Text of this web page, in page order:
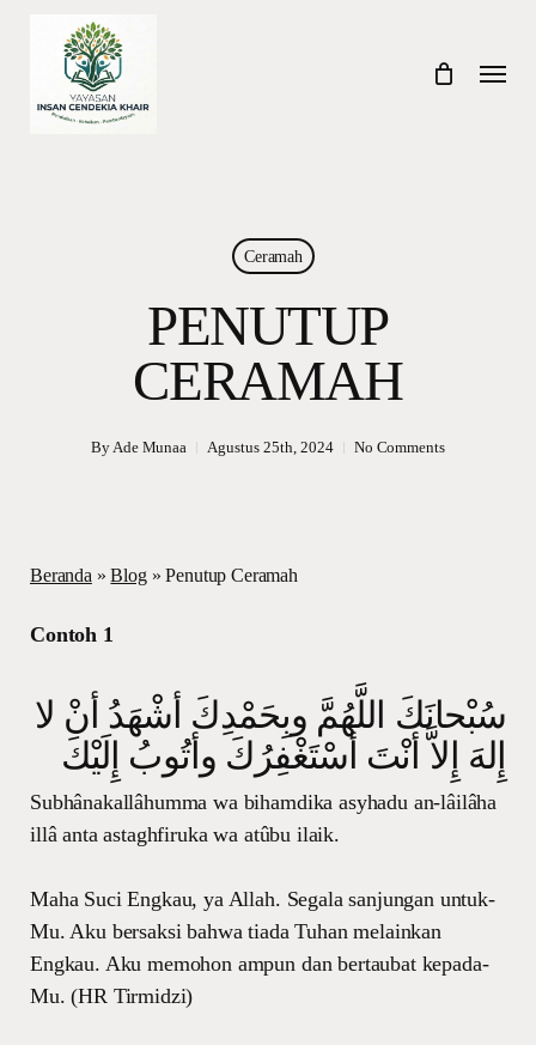
content
Menu
Ceramah
PENUTUP
CERAMAH
ByAde Munaa Agustus 25th, 2024 No Comments
Beranda »Blog»Penutup Ceramah
Contoh 1
سُبْحانَكَ اللَّهُمَّ وبِحَمْدِكَ أشْهَدُ أنْ لا
إِلهَ إِلاَّ أنْتَ أسْتَغْفِرُكَ وأتُوبُ إِلَيْكَ
Subhânakallâhumma wa bihamdika asyhadu an-lâilâha
illâ anta astaghfiruka wa atûbu ilaik.
Maha Suci Engkau, ya Allah. Segala sanjungan untuk-
Mu. Aku bersaksi bahwa tiada Tuhan melainkan
Engkau. Aku memohon ampun dan bertaubat kepada-
Mu. (HR Tirmidzi)